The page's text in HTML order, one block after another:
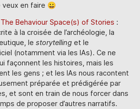
veux en faire 😀
Behaviour Space(s) of Stories :
à la croisée de l’archéologie, la
lestorytelling et le
(notamment via les IAs). Ce ne
façonnent les histoires, mais les
les gens ; et les IAs nous racontent
préparée et prédigérée par
et sont en train de nous forcer dans
de proposer d’autres narratifs.